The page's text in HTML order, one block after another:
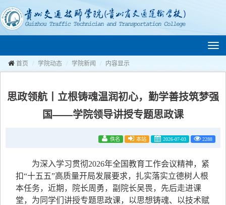
切
换
导
首页 学院动态 学院新闻 内容显示
思政领航丨立根铸魂温润初心，勤学善技筑梦强
国——学院领导讲授专题思政课
佚名 本站 2026-07-03 2288
为深入学习贯彻2026年全国教育工作会议精神，紧
扣“十五五”高质量开局发展要求，扎实落实立德树人根
本任务，近期，院长周勇，副院长吴畏，先后走进课
堂，为同学们讲授专题思政课，以思想铸魂、以技术赋